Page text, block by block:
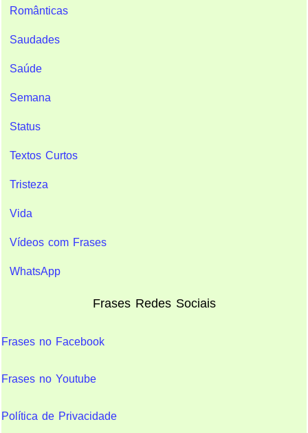
Românticas
Saudades
Saúde
Semana
Status
Textos Curtos
Tristeza
Vida
Vídeos com Frases
WhatsApp
Frases Redes Sociais
Frases no Facebook
Frases no Youtube
Política de Privacidade